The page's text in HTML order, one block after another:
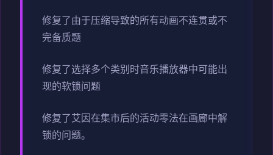
修复了由于压缩导致的所有动画不连贯或不
完备质题
修复了选择多个类别时音乐播放器中可能出
现的软锁问题
修复了艾因在集市后的活动零法在画廊中解
锁的问题。